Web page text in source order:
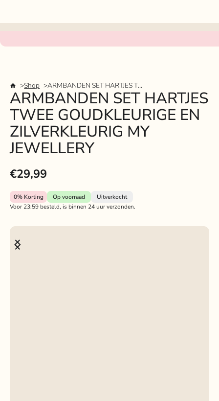
Shop ARMBANDEN SET HARTJES TWEE GOUDKLEURIGE EN ZILVERKLEURIG MY JEWELLERY
ARMBANDEN SET HARTJES
TWEE GOUDKLEURIGE EN
ZILVERKLEURIG MY
JEWELLERY
€29,99
0%Korting Op voorraad
Uitverkocht
Voor 23:59 besteld, is binnen 24 uur verzonden.